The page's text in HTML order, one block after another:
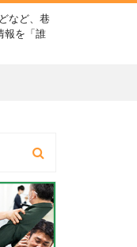
など、巷
報を「誰